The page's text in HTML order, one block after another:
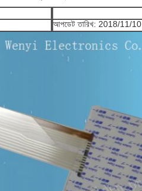
আপডেট তারিখ: 2018/11/10